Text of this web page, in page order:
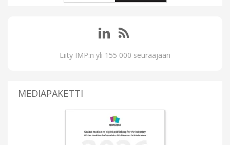
Liity IMP:n yli 155 000 seuraajaan
MEDIAPAKETTI